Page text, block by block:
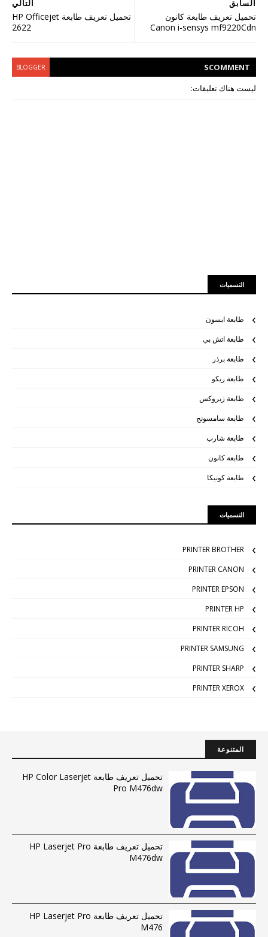
التالي
تحميل تعريف طابعة HP Officejet
2622
السابق
تحميل تعريف طابعة كانون
Canon i-sensys mf9220Cdn
COMMENT
S
BLOGGER
ليست هناك تعليقات:
التسميات
طابعة ابسون
طابعة اتش بي
طابعة برذر
طابعة ريكو
طابعة زيروكس
طابعة سامسونج
طابعة شارب
طابعة كانون
طابعة كونيكا
التسميات
PRINTER BROTHER
PRINTER CANON
PRINTER EPSON
PRINTER HP
PRINTER RICOH
PRINTER SAMSUNG
PRINTER SHARP
PRINTER XEROX
المتنوعة
تحميل تعريف طابعة HP Color Laserjet
Pro M476dw
تحميل تعريف طابعة HP Laserjet Pro
M476dw
تحميل تعريف طابعة HP Laserjet Pro
M476